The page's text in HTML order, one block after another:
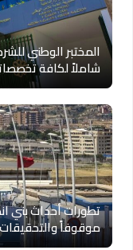
المختبر الوطني
شاملاً لكافة
موقوفاً